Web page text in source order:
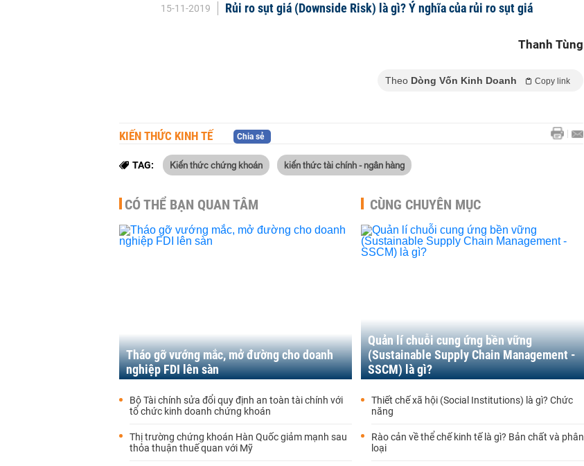
15-11-2019 Rủi ro sụt giá (Downside Risk) là gì? Ý nghĩa của rủi ro sụt giá
Thanh Tùng
Theo Dòng Vốn Kinh Doanh Copy link
KIẾN THỨC KINH TẾ Chia sẻ
TAG: Kiến thức chứng khoán kiến thức tài chính - ngân hàng
CÓ THỂ BẠN QUAN TÂM
Tháo gỡ vướng mắc, mở đường cho doanh
nghiệp FDI lên sàn
Bộ Tài chính sửa đổi quy định an toàn tài chính với
tổ chức kinh doanh chứng khoán
Thị trường chứng khoán Hàn Quốc giảm mạnh sau
thỏa thuận thuế quan với Mỹ
CÙNG CHUYÊN MỤC
Quản lí chuỗi cung ứng bền vững
(Sustainable Supply Chain Management -
SSCM) là gì?
Thiết chế xã hội (Social Institutions) là gì? Chức
năng
Rào cản về thể chế kinh tế là gì? Bản chất và phân
loại